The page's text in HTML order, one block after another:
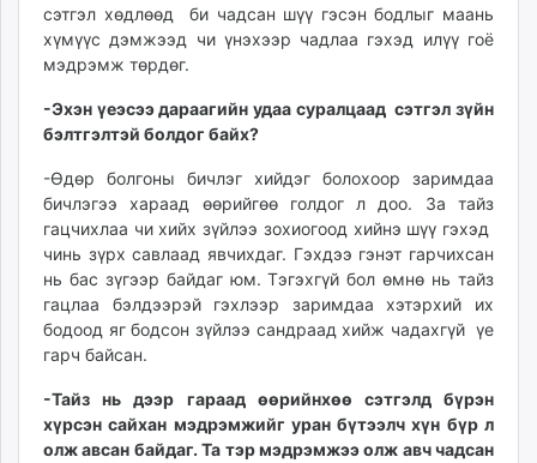
сэтгэл хөдлөөд би чадсан шүү гэсэн бодлыг маань
хүмүүс дэмжээд чи үнэхээр чадлаа гэхэд илүү гоё
мэдрэмж төрдөг.
-Эхэн үеэсээ дараагийн удаа суралцаад сэтгэл зүйн
бэлтгэлтэй болдог байх?
-Өдөр болгоны бичлэг хийдэг болохоор заримдаа
бичлэгээ хараад өөрийгөө голдог л доо. За тайз
гацчихлаа чи хийх зүйлээ зохиогоод хийнэ шүү гэхэд
чинь зүрх савлаад явчихдаг. Гэхдээ гэнэт гарчихсан
нь бас зүгээр байдаг юм. Тэгэхгүй бол өмнө нь тайз
гацлаа бэлдээрэй гэхлээр заримдаа хэтэрхий их
бодоод яг бодсон зүйлээ сандраад хийж чадахгүй үе
гарч байсан.
-Тайз нь дээр гараад өөрийнхөө сэтгэлд бүрэн
хүрсэн сайхан мэдрэмжийг уран бүтээлч хүн бүр л
олж авсан байдаг. Та тэр мэдрэмжээ олж авч чадсан